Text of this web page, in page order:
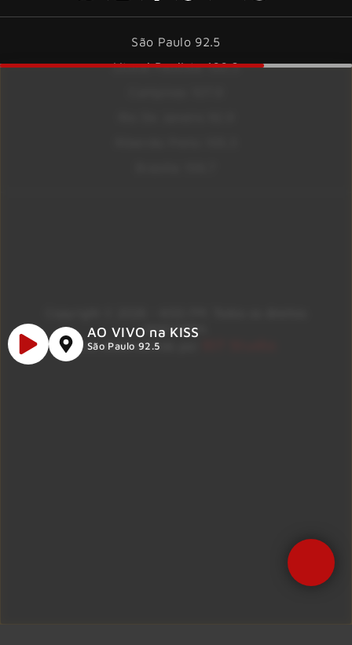
São Paulo 92.5
Litoral Paulista 100.3
reservados.
Site desenvolvido por
AO VIVO na KISS
São Paulo 92.5